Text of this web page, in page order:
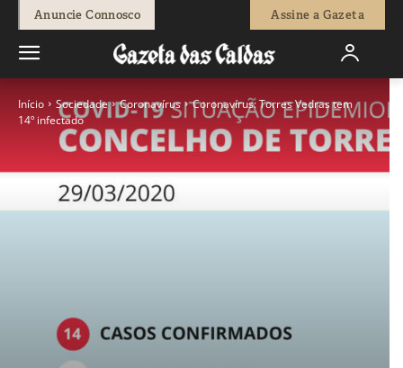
Anuncie Connosco Assine a Gazeta
Início Sociedade Coronavírus
Coronavírus: Torres Vedras tem
14º infectado